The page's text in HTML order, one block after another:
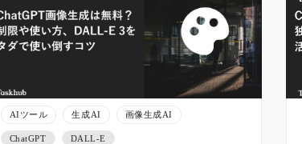
AIツール 生成AI 画像生成AI
ChatGPT DALL-E